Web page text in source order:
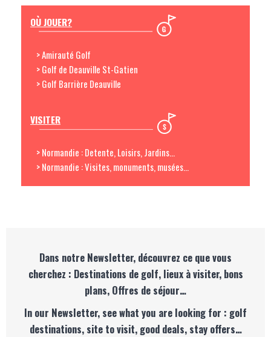
OÙ JOUER?
> Amirauté Golf
> Golf de Deauville St-Gatien
> Golf Barrière Deauville
VISITER
> Normandie : Detente, Loisirs, Jardins...
> Normandie : Visites, monuments, musées...
Dans notre Newsletter, découvrez ce que vous
cherchez : Destinations de golf, lieux à visiter, bons
plans, Offres de séjour…
In our Newsletter, see what you are looking for : golf
destinations, site to visit, good deals, stay offers…